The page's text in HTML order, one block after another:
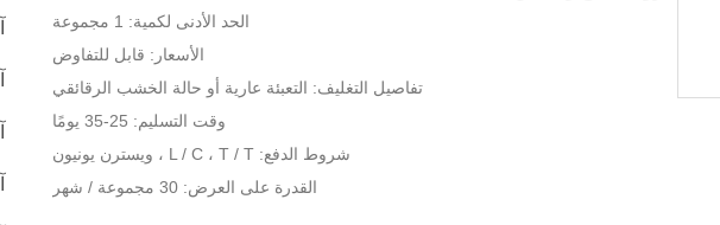
الحد الأدنى لكمية: 1 مجموعة
الأسعار: قابل للتفاوض
تفاصيل التغليف: التعبئة عارية أو حالة الخشب الرقائقي
وقت التسليم: 25-35 يومًا
شروط الدفع: L / C ، T / T ، ويسترن يونيون
القدرة على العرض: 30 مجموعة / شهر